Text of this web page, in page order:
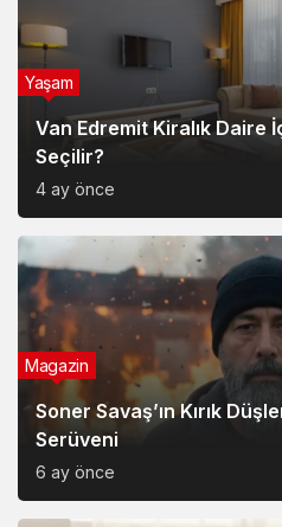
Van Edremit Kiralık Daire
Seçilir?
4 ay önce
Soner Savaş’ın Kırık
Serüveni
6 ay önce
Magazin